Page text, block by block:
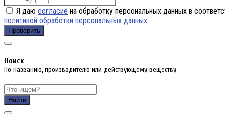
Я даю согласие на обработку персональных данных в
политикой обработки персональных данных
Проверить
Поиск
По названию, производителю или действующему веществу
Найти